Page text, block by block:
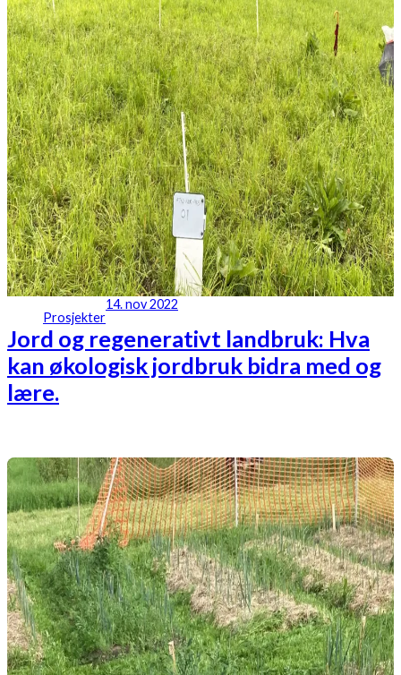
Prosjekter
14. nov 2022
Jord og regenerativt landbruk: Hva
kan økologisk jordbruk bidra med og
lære.